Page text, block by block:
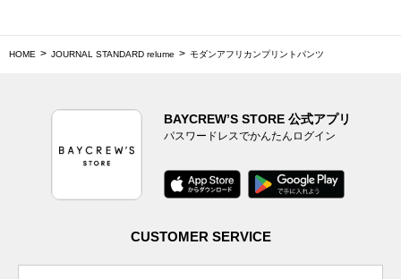
HOME JOURNAL STANDARD relume モダンアフリカンプリントパンツ
BAYCREW’S STORE 公式アプリ
パスワードレスでかんたんログイン
CUSTOMER SERVICE